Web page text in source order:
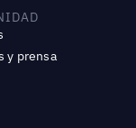
y prensa